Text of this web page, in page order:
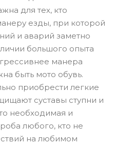
для тех, кто
езды, при которой
и аварий заметно
большого опыта
манера
быть мото обувь.
приобрести легкие
суставы ступни и
необходимая и
любого, кто не
на любимом